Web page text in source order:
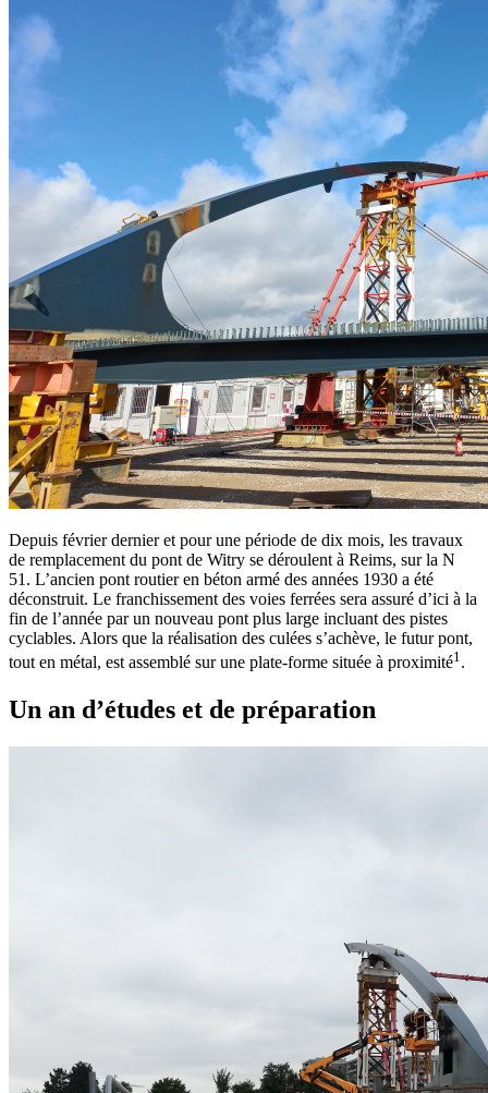
Depuis février dernier et pour une période de dix mois, les travaux
de remplacement du pont de Witry se déroulent à Reims, sur la N
51. L’ancien pont routier en béton armé des années 1930 a été
déconstruit. Le franchissement des voies ferrées sera assuré d’ici à la
fin de l’année par un nouveau pont plus large incluant des pistes
cyclables. Alors que la réalisation des culées s’achève, le futur pont,
tout en métal, est assemblé sur une plate-forme située à proximité1.
Un an d’études et de préparation